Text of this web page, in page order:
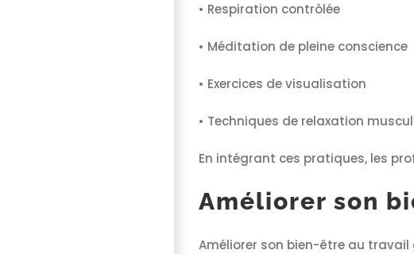
• Respiration contrôlée
• Méditation de pleine conscience
• Exercices de visualisation
• Techniques de relaxation
En intégrant ces pratiques, les
Améliorer son
Améliorer son bien-être au